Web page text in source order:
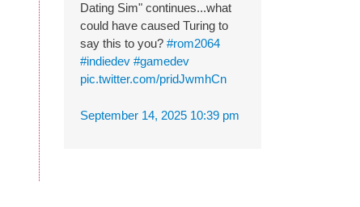
Dating Sim" continues...what
could have caused Turing to
say this to you? #rom2064
#indiedev #gamedev
pic.twitter.com/pridJwmhCn
September 14, 2025 10:39 pm